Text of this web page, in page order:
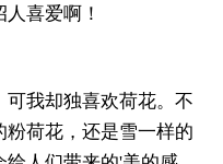
喜爱啊！
我却独喜欢荷花。不
荷花，还是雪一样的